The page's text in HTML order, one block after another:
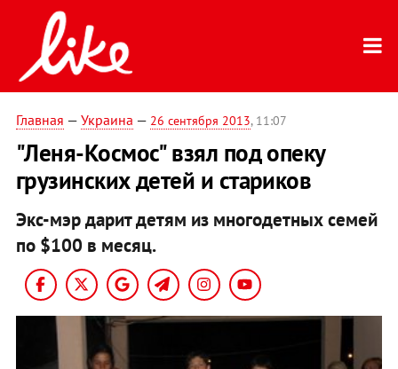
Главная — Украина — 26 сентября 2013, 11:07
"Леня-Космос" взял под опеку
грузинских детей и стариков
Экс-мэр дарит детям из многодетных семей
по $100 в месяц.